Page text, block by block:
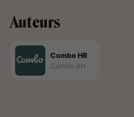
Auteurs
Combo HR
Combo RH